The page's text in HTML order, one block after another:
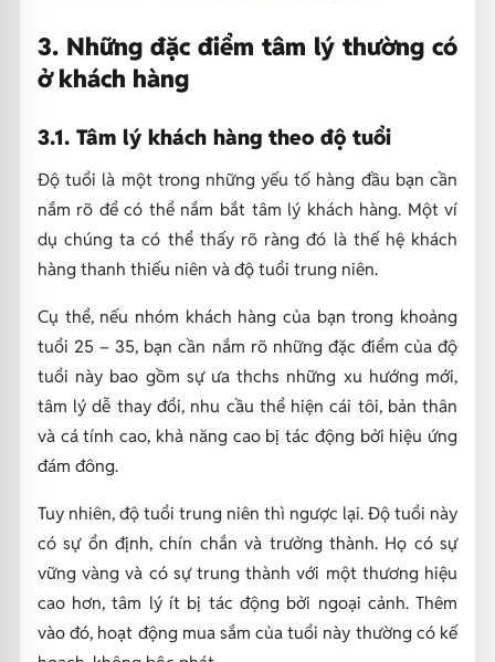
3. Những đặc điểm tâm lý thường có
ở khách hàng
3.1. Tâm lý khách hàng theo độ tuổi
Độ tuổi là một trong những yếu tố hàng đầu bạn cần
nắm rõ để có thể nắm bắt tâm lý khách hàng. Một ví
dụ chúng ta có thể thấy rõ ràng đó là thế hệ khách
hàng thanh thiếu niên và độ tuổi trung niên.
Cụ thể, nếu nhóm khách hàng của bạn trong khoảng
tuổi 25 – 35, bạn cần nắm rõ những đặc điểm của độ
tuổi này bao gồm sự ưa thchs những xu hướng mới,
tâm lý dễ thay đổi, nhu cầu thể hiện cái tôi, bản thân
và cá tính cao, khả năng cao bị tác động bởi hiệu ứng
đám đông.
Tuy nhiên, độ tuổi trung niên thì ngược lại. Độ tuổi này
có sự ổn định, chín chắn và trưởng thành. Họ có sự
vững vàng và có sự trung thành với một thương hiệu
cao hơn, tâm lý ít bị tác động bởi ngoại cảnh. Thêm
vào đó, hoạt động mua sắm của tuổi này thường có kế